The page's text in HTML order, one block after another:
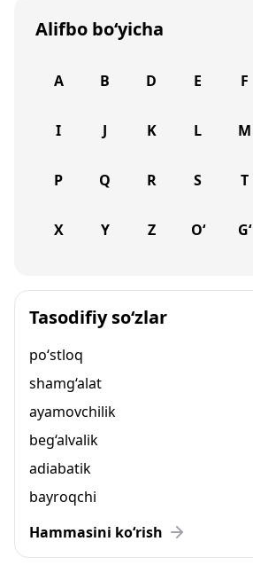
Alifbo bo‘yicha
A B D E F
I J K L M
P Q R S T
X Y Z O‘ G‘
Tasodifiy so‘zlar
po‘stloq
shamg‘alat
ayamovchilik
beg‘alvalik
adiabatik
bayroqchi
Hammasini ko‘rish